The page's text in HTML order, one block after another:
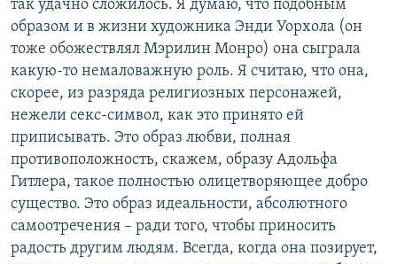
так удачно сложилось. Я думаю, что подобным
образом и в жизни художника Энди Уорхола (он
тоже обожествлял Мэрилин Монро) она сыграла
какую-то немаловажную роль. Я считаю, что она,
скорее, из разряда религиозных персонажей,
нежели секс-символ, как это принято ей
приписывать. Это образ любви, полная
противоположность, скажем, образу Адольфа
Гитлера, такое полностью олицетворяющее добро
существо. Это образ идеальности, абсолютного
самоотречения – ради того, чтобы приносить
радость другим людям. Всегда, когда она позирует,